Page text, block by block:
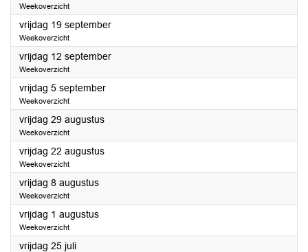
Weekoverzicht
vrijdag 19 september2025
Weekoverzicht
vrijdag 12 september2025
Weekoverzicht
vrijdag 5 september2025
Weekoverzicht
vrijdag 29 augustus2025
Weekoverzicht
vrijdag 22 augustus2025
Weekoverzicht
vrijdag 8 augustus2025
Weekoverzicht
vrijdag 1 augustus2025
Weekoverzicht
vrijdag 25 juli2025